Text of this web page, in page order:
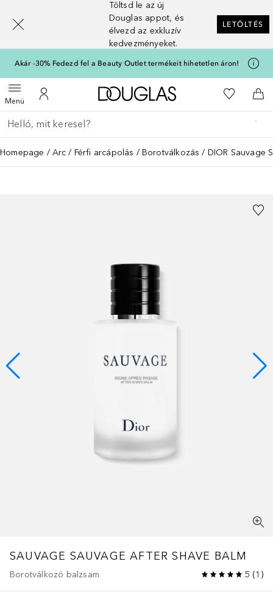
Töltsd le az új
Douglas appot, és
élvezd az exkluzív
kedvezményeket.
LETÖLTÉS
Akár -30% Fedezd fel a Beauty Outlet termékeit hihetetlen áron!
MenüMenü megnyitása
A fiókomhoz
A Douglas Főoldalra
A
Menj vissza
Keresés végrehajtása
Homepage Arc Férfi arcápolás Borotválkozás DIOR Sauvage
SAUVAGE SAUVAGE AFTER SHAVE BALM
Borotválkozó balzsam 5 (1 )
[navigation.slideout.screenreader]